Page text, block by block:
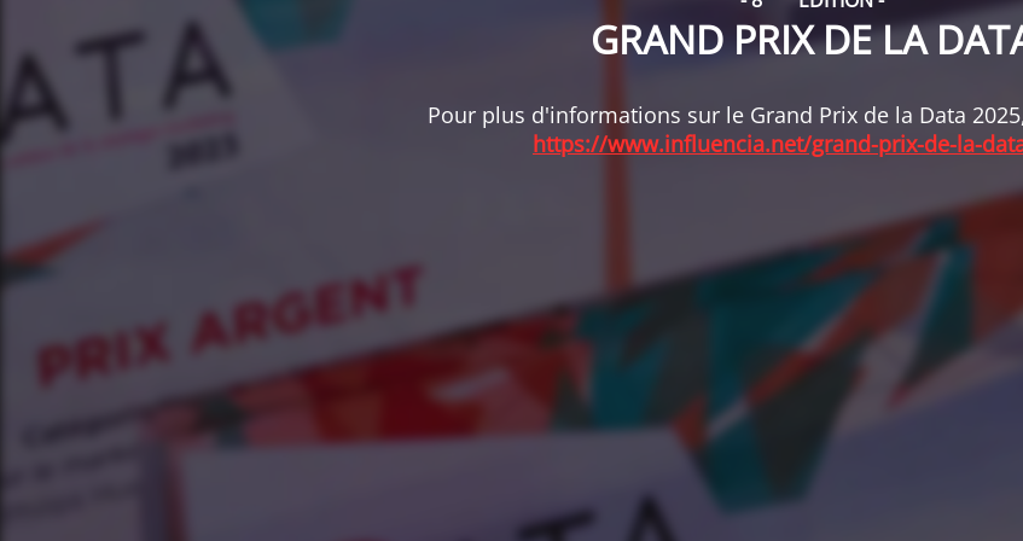
GRAND PRIX DE LA
Pour plus d'informations sur le Grand Prix de la Data
https://www.influencia.net/grand-prix-de-la-